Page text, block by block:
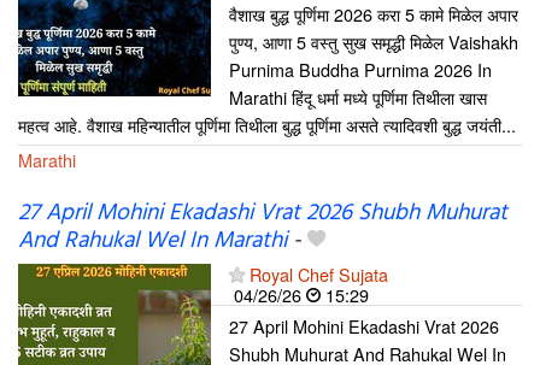
वैशाख बुद्ध पूर्णिमा 2026 करा 5 कामे मिळेल अपार
पुण्य, आणा 5 वस्तु सुख समृद्धी मिळेल Vaishakh
Purnima Buddha Purnima 2026 In
Marathi हिंदू धर्मा मध्ये पूर्णिमा तिथीला खास
महत्व आहे. वैशाख महिन्यातील पूर्णिमा तिथीला बुद्ध पूर्णिमा असते त्यादिवशी बुद्ध जयंती...
Marathi
27 April Mohini Ekadashi Vrat 2026 Shubh Muhurat
And Rahukal Wel In Marathi-
Royal Chef Sujata
04/26/26
15:29
27 April Mohini Ekadashi Vrat 2026
Shubh Muhurat And Rahukal Wel In